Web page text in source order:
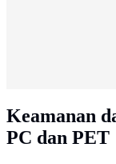
Keamanan
PC dan PET